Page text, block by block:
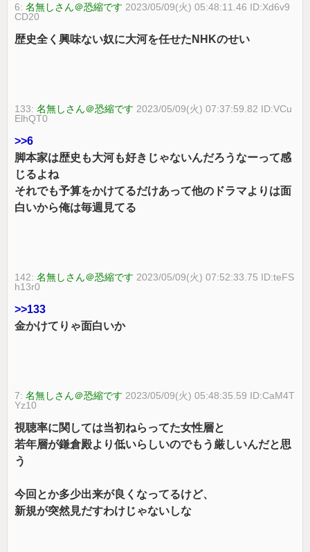
6:名無しさん＠恐縮です 2023/05/09(火) 05:48:11.46 ID:Xd6v9
CD20
歴史全く興味ない奴に大河を任せたNHKのせい
133:名無しさん＠恐縮です 2023/05/09(火) 07:37:59.82 ID:VCu
ElhQT0
>>6
脚本家は歴史も大河も好きじゃないんだろうなーって感
じるよね
それでも予算をかけてるだけあって他のドラマよりは面
白いから俺は毎週見てる
142:名無しさん＠恐縮です 2023/05/09(火) 07:52:33.75 ID:teFS
h13r0
>>133
金かけてりゃ面白いか
7:名無しさん＠恐縮です 2023/05/09(火) 05:48:35.59 ID:CaM4T
Yz10
視聴率に関しては当初ねらってた女性層と
若年層が鎌倉殿より低いらしいのでもう厳しいんだと思
う
今回とか多少出来が良くなってるけど、
新規が突然見だすわけじゃないしな